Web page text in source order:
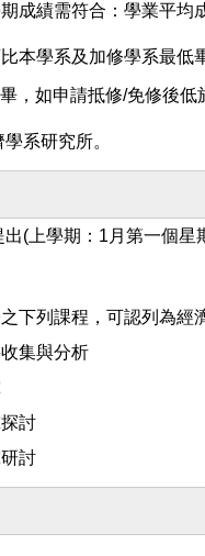
成績需符合：學業平
本學系及加修學系最低
，如申請抵修/免修後
系研究所。
(上學期：1月第一個
下列課程，可認列為
集與分析
討
討